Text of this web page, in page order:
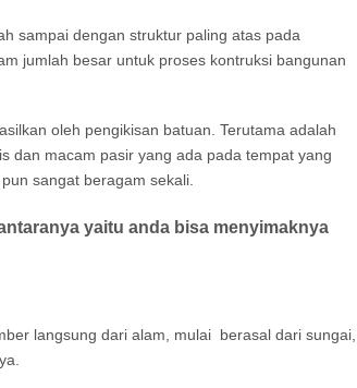
sampai dengan struktur paling atas pada
jumlah besar untuk proses kontruksi bangunan
oleh pengikisan batuan. Terutama adalah
dan macam pasir yang ada pada tempat yang
pun sangat beragam sekali.
yaitu anda bisa menyimaknya
langsung dari alam, mulai berasal dari sungai,